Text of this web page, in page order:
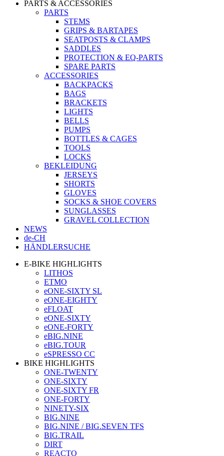
PARTS & ACCESSORIES
PARTS
STEMS
GRIPS & BARTAPES
SEATPOSTS & CLAMPS
SADDLES
PROTECTION & EQ-PARTS
SPARE PARTS
ACCESSORIES
BACKPACKS
BAGS
BRACKETS
LIGHTS
BELLS
PUMPS
BOTTLES & CAGES
TOOLS
LOCKS
BEKLEIDUNG
JERSEYS
SHORTS
GLOVES
SOCKS & SHOE COVERS
SUNGLASSES
GRAVEL COLLECTION
NEWS
de-CH
HÄNDLERSUCHE
E-BIKE HIGHLIGHTS
LITHOS
ETMO
eONE-SIXTY SL
eONE-EIGHTY
eFLOAT
eONE-SIXTY
eONE-FORTY
eBIG.NINE
eBIG.TOUR
eSPRESSO CC
BIKE HIGHLIGHTS
ONE-TWENTY
ONE-SIXTY
ONE-SIXTY FR
ONE-FORTY
NINETY-SIX
BIG.NINE
BIG.NINE / BIG.SEVEN TFS
BIG.TRAIL
DIRT
REACTO